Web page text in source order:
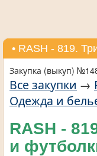
• RASH - 819.
Закупка (выкуп)
Все закупки →
Одежда и
RASH -
и